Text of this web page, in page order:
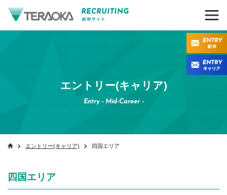
エントリー(キャリア)
Entry - Mid-Career -
エントリー(キャリア) 四国エリア
四国エリア